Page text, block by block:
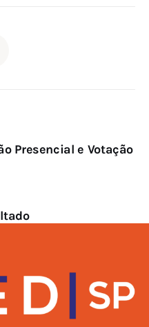
Presencial e Votação